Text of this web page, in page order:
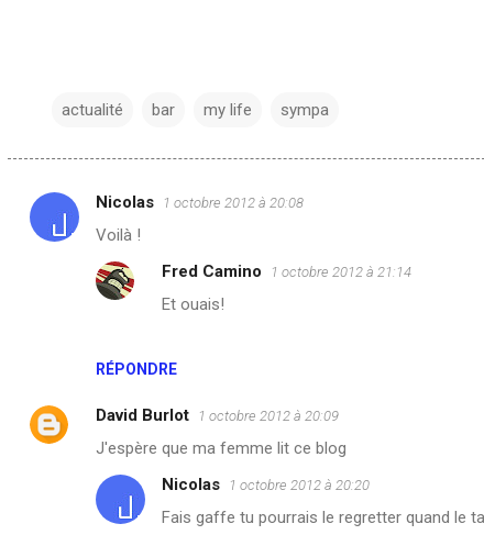
actualité bar my life sympa
C
o
a
Nicolas 1 octobre 2012 à 20:08
Voilà !
RÉPONDRE
Fred Camino 1 octobre 2012 à 21:14
Et ouais!
David Burlot 1 octobre 2012 à 20:09
J'espère que ma femme lit ce blog
Nicolas 1 octobre 2012 à 20:20
Fais gaffe tu pourrais le regretter quand le